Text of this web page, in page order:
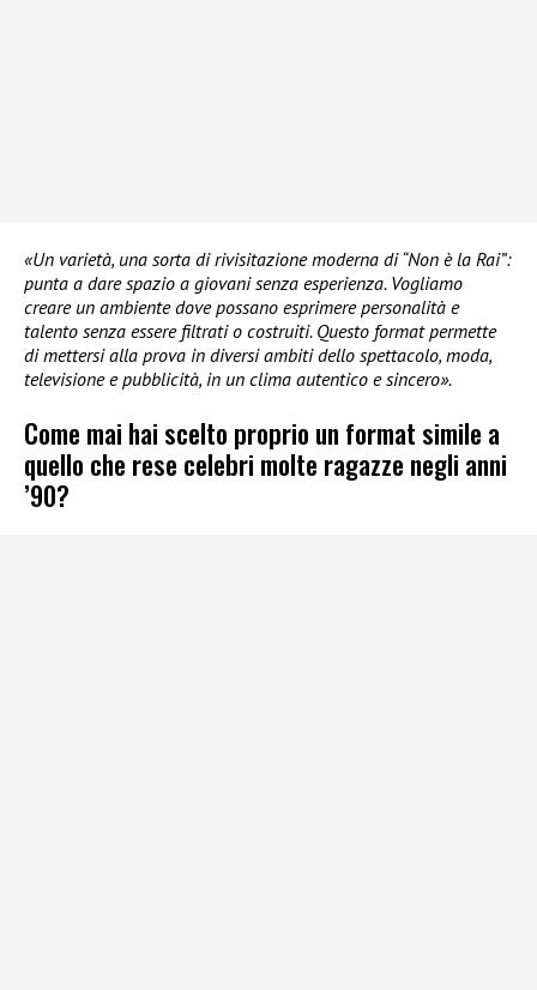
«Un varietà, una sorta di rivisitazione moderna di “Non è la Rai”:
punta a dare spazio a giovani senza esperienza. Vogliamo
creare un ambiente dove possano esprimere personalità e
talento senza essere filtrati o costruiti. Questo format permette
di mettersi alla prova in diversi ambiti dello spettacolo, moda,
televisione e pubblicità, in un clima autentico e sincero».
Come mai hai scelto proprio un format simile a
quello che rese celebri molte ragazze negli anni
’90?